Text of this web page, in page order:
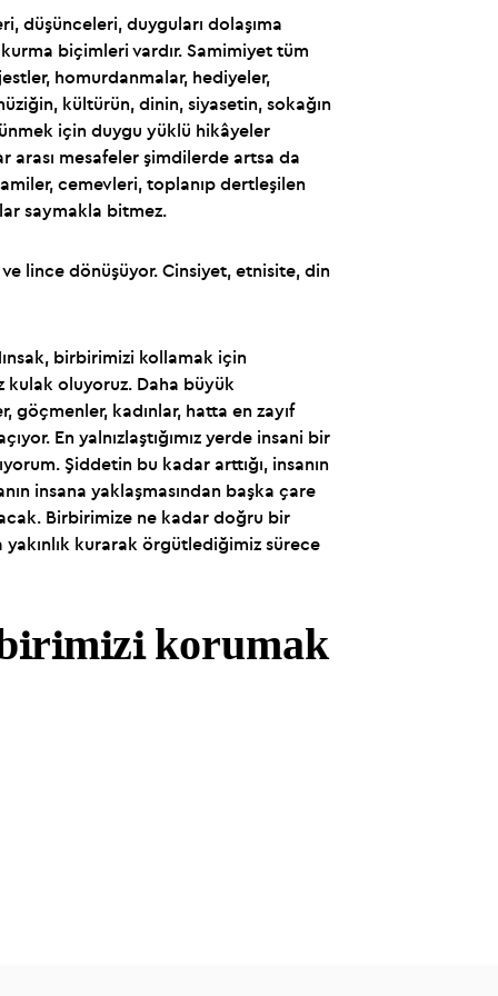
düşünceleri, duyguları dolaşıma
biçimleri vardır. Samimiyet tüm
homurdanmalar, hediyeler,
kültürün, dinin, siyasetin, sokağın
için duygu yüklü hikâyeler
arası mesafeler şimdilerde artsa da
cemevleri, toplanıp dertleşilen
saymakla bitmez.
ve lince dönüşüyor. Cinsiyet, etnisite, din
birbirimizi kollamak için
kulak oluyoruz. Daha büyük
göçmenler, kadınlar, hatta en zayıf
En yalnızlaştığımız yerde insani bir
Şiddetin bu kadar arttığı, insanın
insana yaklaşmasından başka çare
Birbirimize ne kadar doğru bir
yakınlık kurarak örgütlediğimiz sürece
korumak